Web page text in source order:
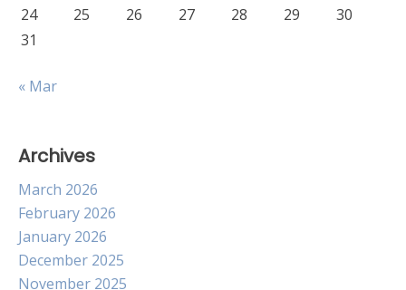
24
25 26 27 28 29
30
31
« Mar
Archives
March 2026
February 2026
January 2026
December 2025
November 2025